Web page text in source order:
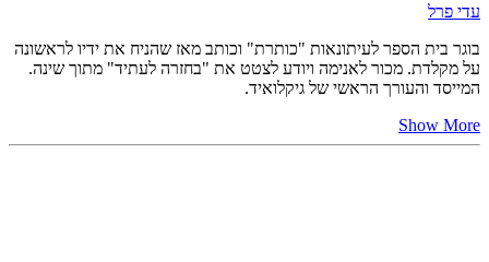
עדי פרל
בוגר בית הספר לעיתונאות "כותרת" וכותב מאז שהניח את ידיו לראשונה
על מקלדת. מכור לאנימה ויודע לצטט את "בחזרה לעתיד" מתוך שינה.
המייסד והעורך הראשי של גיקלואיד.
Show More